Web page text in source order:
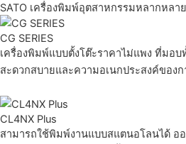
SATO เครื่องพิมพ์อุตสาหกรรมหลากหลา
CG SERIES
เครื่องพิมพ์แบบตั้งโต๊ะราคาไม่แพง ที่มอ
สะดวกสบายและความอเนกประสงค์ของ
CL4NX Plus
สามารถใช้พิมพ์งานแบบสแตนอโลนได้ อ